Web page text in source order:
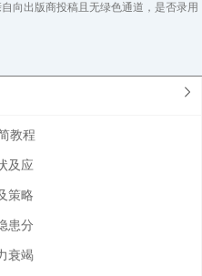
向出版商投稿且无绿色通道，是否录用
教程
及应
策略
患分
衰竭